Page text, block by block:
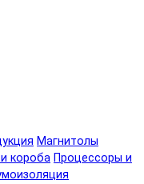
Магнитолы
короба Процессоры и